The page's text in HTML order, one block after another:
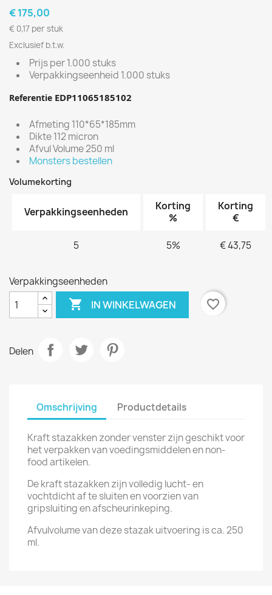
€ 175,00
€ 0,17 per stuk
Exclusief b.t.w.
Prijs per 1.000 stuks
Verpakkingseenheid 1.000 stuks
Referentie EDP11065185102
Afmeting 110*65*185mm
Dikte 112 micron
Afvul Volume 250 ml
Monsters bestellen
Volumekorting
Verpakkingseenheden
Korting
%
Korting
€
5 5% € 43,75
Verpakkingseenheden
 IN WINKELWAGEN favorite_border
Delen
Omschrijving Productdetails
Kraft stazakken zonder venster zijn geschikt voor
het verpakken van voedingsmiddelen en non-
food artikelen.
De kraft stazakken zijn volledig lucht- en
vochtdicht af te sluiten en voorzien van
gripsluiting en afscheurinkeping.
Afvulvolume van deze stazak uitvoering is ca. 250
ml.